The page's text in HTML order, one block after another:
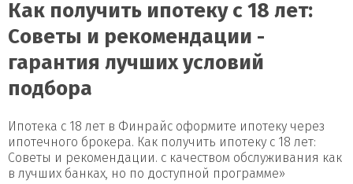
Как получить ипотеку с 18 лет:
Советы и рекомендации -
гарантия лучших условий
подбора
Ипотека с 18 лет в Финрайс оформите ипотеку через
ипотечного брокера. Как получить ипотеку с 18 лет:
Советы и рекомендации. с качеством обслуживания как
в лучших банках, но по доступной программе»